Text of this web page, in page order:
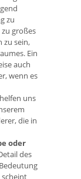
zu
großes
zu sein,
Ein
auch
wenn es
uns
die in
oder
des
scheint